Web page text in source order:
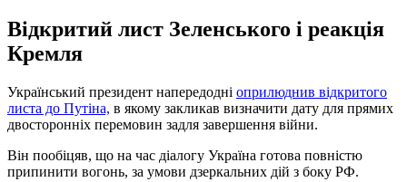
Відкритий лист Зеленського і реакція
Кремля
Український президент напередодні оприлюднив відкритого
листа до Путіна, в якому закликав визначити дату для прямих
двосторонніх перемовин задля завершення війни.
Він пообіцяв, що на час діалогу Україна готова повністю
припинити вогонь, за умови дзеркальних дій з боку РФ.